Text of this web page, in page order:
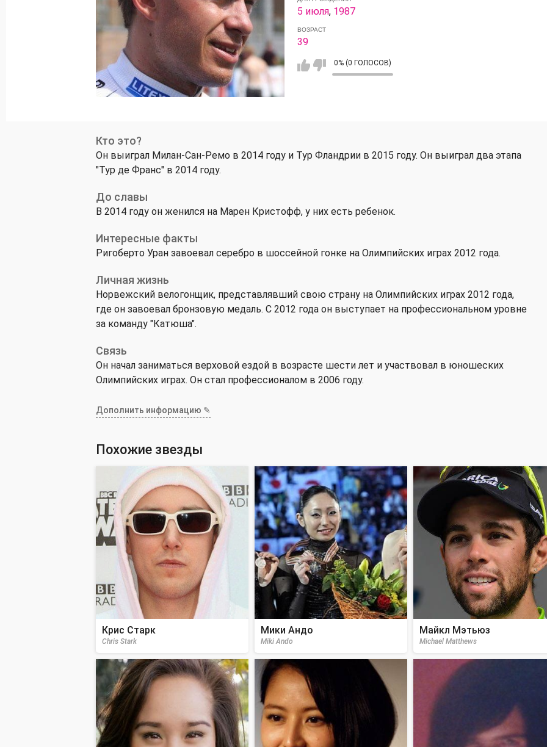
5 июля, 1987
ВОЗРАСТ
39
0% (0 ГОЛОСОВ)
Кто это?
Он выиграл Милан-Сан-Ремо в 2014 году и Тур Фландрии в 2015 году. Он выиграл два этапа
"Тур де Франс" в 2014 году.
До славы
В 2014 году он женился на Марен Кристофф, у них есть ребенок.
Интересные факты
Ригоберто Уран завоевал серебро в шоссейной гонке на Олимпийских играх 2012 года.
Личная жизнь
Норвежский велогонщик, представлявший свою страну на Олимпийских играх 2012 года,
где он завоевал бронзовую медаль. С 2012 года он выступает на профессиональном уровне
за команду "Катюша".
Связь
Он начал заниматься верховой ездой в возрасте шести лет и участвовал в юношеских
Олимпийских играх. Он стал профессионалом в 2006 году.
Дополнить информацию ✎
Похожие звезды
Крис Старк
Chris Stark
Мики Андо
Miki Ando
Майкл Мэтьюз
Michael Matthews